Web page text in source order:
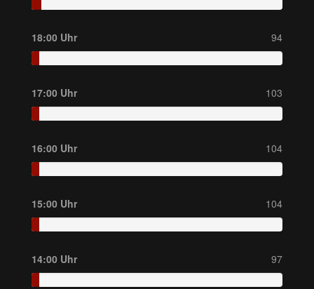
18:00 Uhr 94
17:00 Uhr 103
16:00 Uhr 104
15:00 Uhr 104
14:00 Uhr 97